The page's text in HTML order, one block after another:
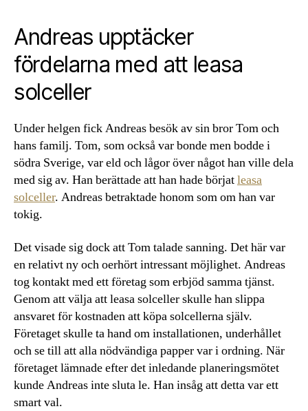
Andreas upptäcker
fördelarna med att leasa
solceller
Under helgen fick Andreas besök av sin bror Tom och
hans familj. Tom, som också var bonde men bodde i
södra Sverige, var eld och lågor över något han ville dela
med sig av. Han berättade att han hade börjatleasa
solceller. Andreas betraktade honom som om han var
tokig.
Det visade sig dock att Tom talade sanning. Det här var
en relativt ny och oerhört intressant möjlighet. Andreas
tog kontakt med ett företag som erbjöd samma tjänst.
Genom att välja att leasa solceller skulle han slippa
ansvaret för kostnaden att köpa solcellerna själv.
Företaget skulle ta hand om installationen, underhållet
och se till att alla nödvändiga papper var i ordning. När
företaget lämnade efter det inledande planeringsmötet
kunde Andreas inte sluta le. Han insåg att detta var ett
smart val.